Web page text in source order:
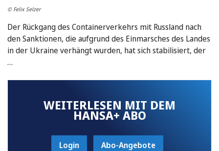
© Felix Selzer
Der Rückgang des Containerverkehrs mit Russland nach
den Sanktionen, die aufgrund des Einmarsches des Landes
in der Ukraine verhängt wurden, hat sich stabilisiert, der
…
WEITERLESEN MIT DEM
HANSA+ ABO
Login Abo-Angebote